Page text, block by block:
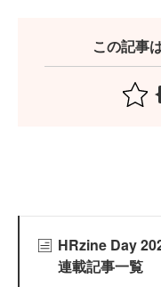
この記事
HRzine Day
連載記事一覧